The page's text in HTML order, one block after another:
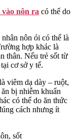
Cần
vào nôn ra có thể do
nôn ói có thể là
hợp khác là
thân. Nếu trẻ sốt từ
cơ sở y tế.
viêm dạ dày – ruột,
bị nhiễm khuẩn
có thể do ăn thức
cách nhưng ít